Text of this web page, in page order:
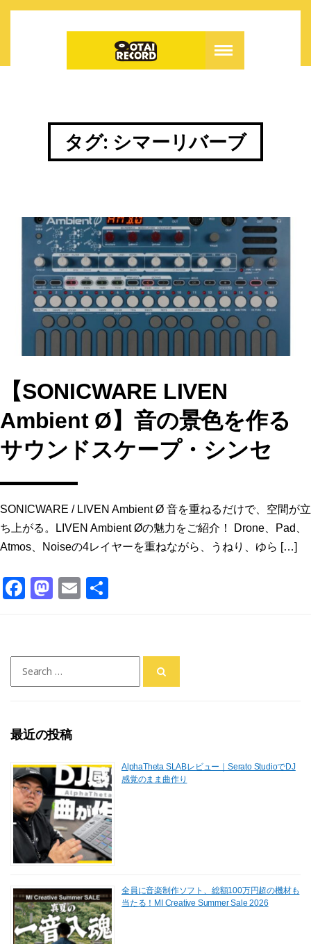
タグ: シマーリバーブ
【SONICWARE LIVEN
Ambient Ø】音の景色を作る
サウンドスケープ・シンセ
SONICWARE / LIVEN Ambient Ø 音を重ねるだけで、空間が立
ち上がる。LIVEN Ambient Øの魅力をご紹介！ Drone、Pad、
Atmos、Noiseの4レイヤーを重ねながら、うねり、ゆら […]
F
e
b
o
k
M
o
d
n
E
l
for:
最近の投稿
AlphaTheta SLABレビュー｜Serato StudioでDJ
感覚のまま曲作り
全員に音楽制作ソフト、総額100万円超の機材も
当たる！MI Creative Summer Sale 2026